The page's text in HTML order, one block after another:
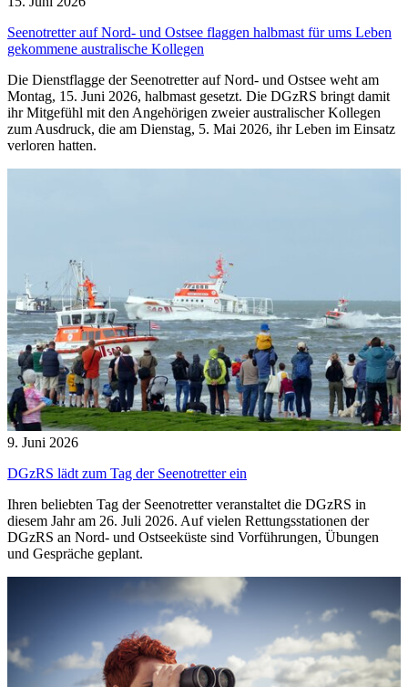
Seenotretter auf Nord- und Ostsee flaggen halbmast für ums Leben
gekommene australische Kollegen
Die Dienstflagge der Seenotretter auf Nord- und Ostsee weht am
Montag, 15. Juni 2026, halbmast gesetzt. Die DGzRS bringt damit
ihr Mitgefühl mit den Angehörigen zweier australischer Kollegen
zum Ausdruck, die am Dienstag, 5. Mai 2026, ihr Leben im Einsatz
verloren hatten.
9. Juni 2026
DGzRS lädt zum Tag der Seenotretter ein
Ihren beliebten Tag der Seenotretter veranstaltet die DGzRS in
diesem Jahr am 26. Juli 2026. Auf vielen Rettungsstationen der
DGzRS an Nord- und Ostseeküste sind Vorführungen, Übungen
und Gespräche geplant.